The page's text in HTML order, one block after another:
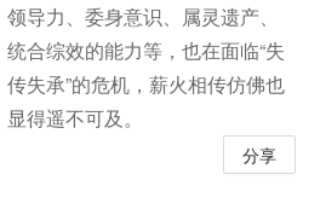
领导力、委身意识、属灵遗产、
统合综效的能力等，也在面临“失
传失承”的危机，薪火相传仿佛也
显得遥不可及。
分享